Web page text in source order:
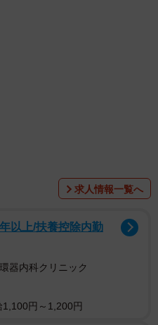
あった、あの耳に心地良い
明かしました。
求人情報一覧へ
以上/扶養控除内勤
器内科クリニック
円～1,200円